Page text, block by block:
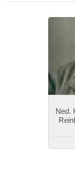
Ned.